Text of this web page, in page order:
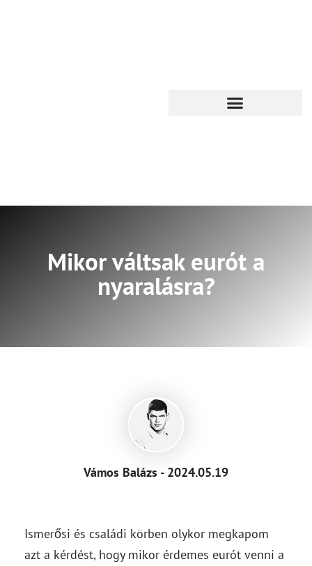
Mikor váltsak eurót a
nyaralásra?
Vámos Balázs - 2024.05.19
Ismerősi és családi körben olykor megkapom
azt a kérdést, hogy mikor érdemes eurót venni a